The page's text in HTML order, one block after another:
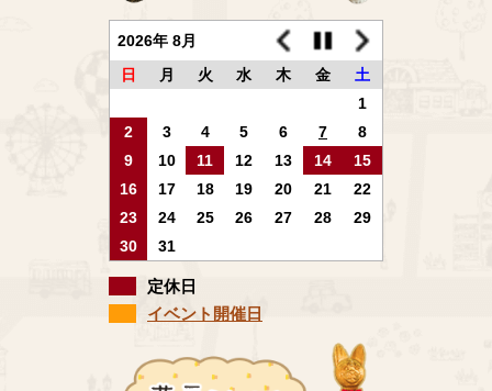
2026年 8月
日
月 火 水 木 金
土
1
2
3 4 5 6 7
8
9
10 11 12 13 14
15
16
17 18 19 20 21
22
23
24 25 26 27 28
29
30
31
定休日
イベント開催日